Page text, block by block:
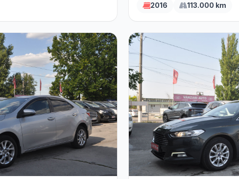
2016
113.000 km